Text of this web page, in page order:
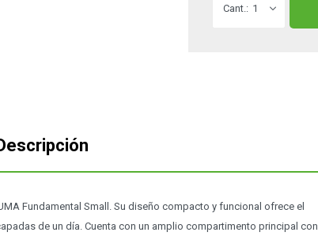
1
Fundamental Small. Su diseño compacto y funcional ofrece el
de un día. Cuenta con un amplio compartimento principal con